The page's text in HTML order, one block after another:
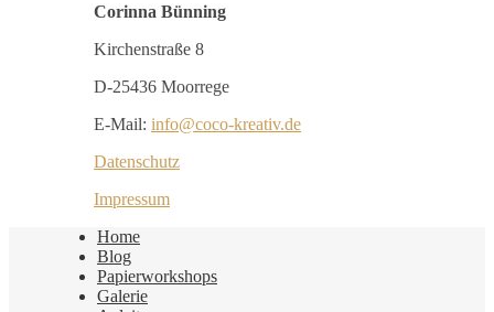
Corinna Bünning
Kirchenstraße 8
D-25436 Moorrege
E-Mail: info@coco-kreativ.de
Datenschutz
Impressum
Home
Blog
Papierworkshops
Galerie